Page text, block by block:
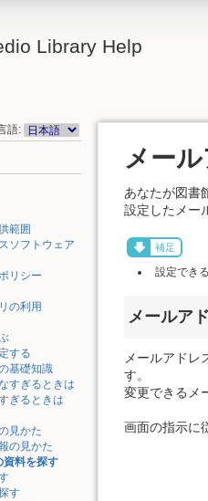
Library Help
語:
範囲
ソフトウェア
リシー
の利用
する
基礎知識
すぎるときは
ぎるときは
見かた
の見かた
資料を探す
す
メー
あなたが図書
設定したメー
補足
設定でき
メールア
メールアドレ
す。
変更できるメ
画面の指示に